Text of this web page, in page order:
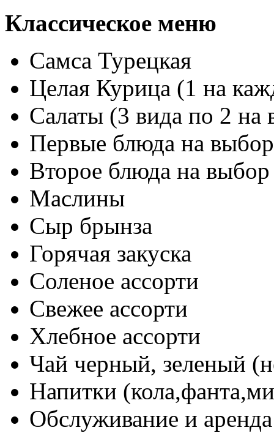
Классическое меню
Самса Турецкая
Целая Курица (1 на
Салаты (3 вида по 2 на
Первые блюда на выбор
Второе блюда на выбор
Маслины
Сыр брынза
Горячая закуска
Соленое ассорти
Свежее ассорти
Хлебное ассорти
Чай черный, зеленый
Напитки
Обслуживание и